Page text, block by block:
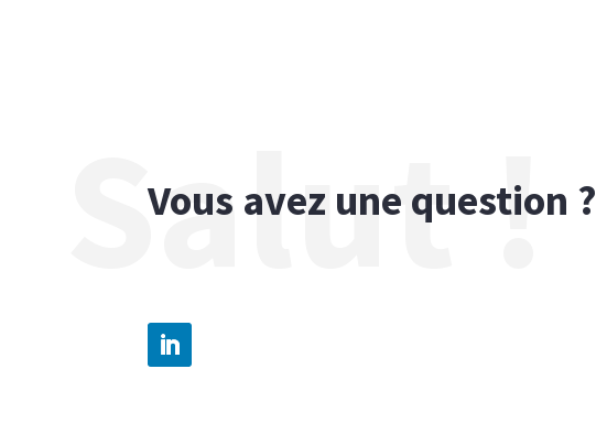
Vous avez une question ?
Salut !